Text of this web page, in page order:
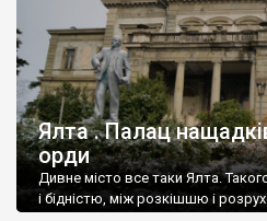
Ялта . Палац
орди
Дивне місто все таки Ялта.
і бідністю, між розкішшю і